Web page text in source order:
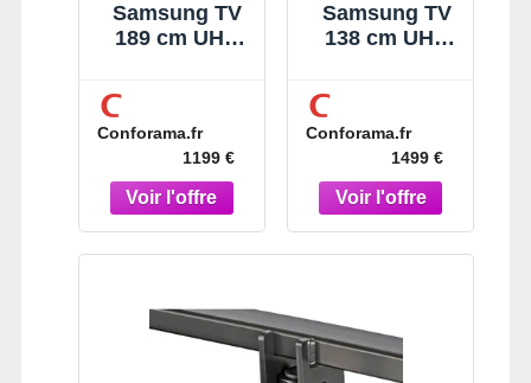
Samsung TV
189 cm UHD
Conforama.fr
1199 €
Samsung TV
138 cm UHD
Conforama.fr
1499 €